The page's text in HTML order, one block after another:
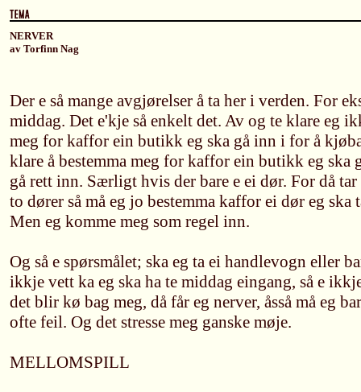
NERVER
av Torfinn Nag
Der e så mange avgjørelser å ta her i verden. For
middag. Det e'kje så enkelt det. Av og te klare eg
meg for kaffor ein butikk eg ska gå inn i for å
klare å bestemma meg for kaffor ein butikk eg ska
gå rett inn. Særligt hvis der bare e ei dør. For då tar
to dører så må eg jo bestemma kaffor ei dør eg ska
Men eg komme meg som regel inn.
Og så e spørsmålet; ska eg ta ei handlevogn eller
ikkje vett ka eg ska ha te middag eingang, så e
det blir kø bag meg, då får eg nerver, åsså må eg
ofte feil. Og det stresse meg ganske møje.
MELLOMSPILL